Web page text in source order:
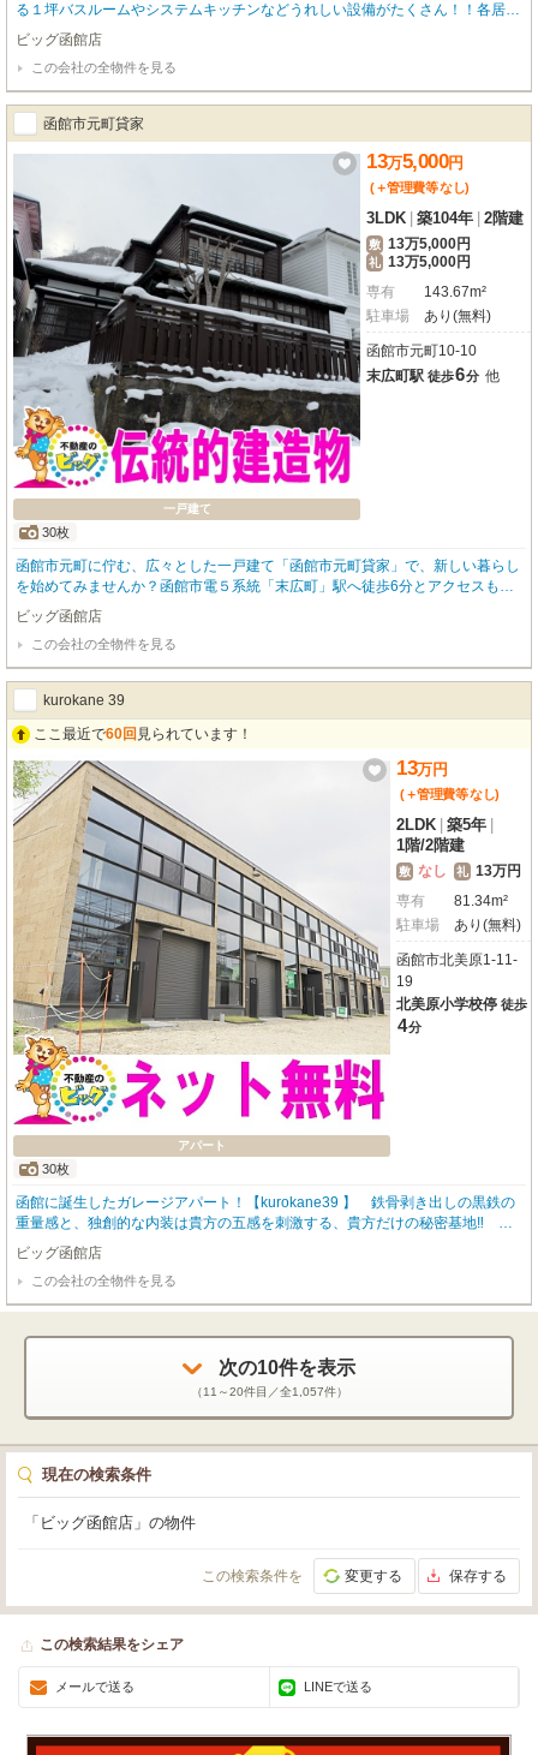
る１坪バスルームやシステムキッチンなどうれしい設備がたくさん！！各居室
からリビングにまで収納があるので家族みんなのお荷物もスッキリしまってお
けます♪駐車２台無料で夫婦でお車をお持ちのファミリーも安心◎ペットも一
緒に暮らせる物件です😀 物件のお問い合わせはビッグ函館店【０１３８－８
３－６０８３】までお問い合わせください！
ビッグ函館店
この会社の全物件を見る
函館市元町貸家
一戸建て
30枚
13万5,000円
(＋管理費等なし)
3LDK 築104年 2階建
敷 13万5,000円
礼 13万5,000円
専有
143.67m²
駐車場
あり(無料)
函館市元町10-10
末広町駅 徒歩6分 他
函館市元町に佇む、広々とした一戸建て「函館市元町貸家」で、新しい暮らし
を始めてみませんか？函館市電５系統「末広町」駅へ徒歩6分とアクセスも便
利です。約143.67㎡のゆとりのある3LDKは、ご家族でのびのびと過ごしたい
方にぴったり。専用庭や物置も備わっており、趣味の空間や収納にも困りませ
ん。バス・トイレ別、独立洗面台、温水洗浄トイレなど、日々の快適さを支え
る設備も充実しています。冬に嬉しい二重サッシや灯油ボイラーも完備されて
いますよ。徒歩2分の元町公園をはじめ、スーパーやコンビニ、ドラッグスト
アも近く、お買い物も便利。小学校・中学校も徒歩圏内で、子育て世代にも安
心の環境です。歴史ある街並みを楽しみながら、函館山ロープウェイなどの観
m）もございますので、お車をお持ちの方にも嬉しいですね。歴史と利便性が
調和したこの場所で、心豊かな毎日を送りませんか？
ビッグ函館店
この会社の全物件を見る
kurokane 39
ここ最近で60回 見られています！
アパート
30枚
13万円
(＋管理費等なし)
2LDK 築5年
1階/2階建
敷 なし 礼 13万円
専有
81.34m²
駐車場
あり(無料)
函館市北美原1-11-
19
北美原小学校停 徒歩
4分
函館に誕生したガレージアパート！【kurokane39 】 鉄骨剥き出しの黒鉄の
重量感と、独創的な内装は貴方の五感を刺激する、貴方だけの秘密基地‼ 車
なら1台、バイクなら2台、それ以外の用途も様々。1階と2階はオリジナル性
溢れた螺旋階段で繋ぐ開放的な空間！上下の一体感が味わえるメゾネット型の
居住空間です。 物件のお問い合わせはビッグ函館店【０１３８－８３－６０
８３】までお問い合わせください！
ビッグ函館店
この会社の全物件を見る
次の10件を表示
（11～20件目／全1,057件）
現在の検索条件
「ビッグ函館店」の物件
この検索条件を 変更する 保存する
この検索結果をシェア
メールで送る LINEで送る